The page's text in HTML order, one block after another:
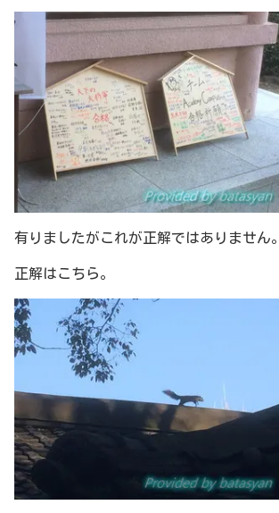
有りましたがこれが正解ではありません。
正解はこちら。